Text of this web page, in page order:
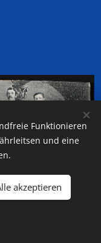
Funktionieren
und eine
akzeptieren